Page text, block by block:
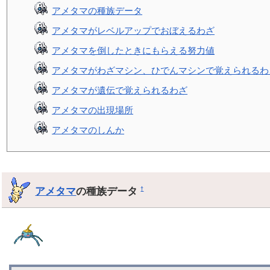
アメタマの種族データ
アメタマがレベルアップでおぼえるわざ
アメタマを倒したときにもらえる努力値
アメタマがわざマシン、ひでんマシンで覚えられる
アメタマが遺伝で覚えられるわざ
アメタマの出現場所
アメタマのしんか
アメタマの種族データ†